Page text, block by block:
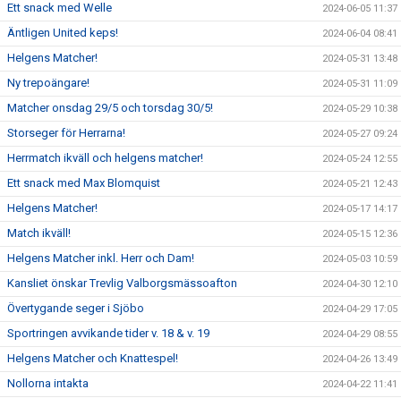
Ett snack med Welle 2024-06-05 11:37
Äntligen United keps! 2024-06-04 08:41
Helgens Matcher! 2024-05-31 13:48
Ny trepoängare! 2024-05-31 11:09
Matcher onsdag 29/5 och torsdag 30/5! 2024-05-29 10:38
Storseger för Herrarna! 2024-05-27 09:24
Herrmatch ikväll och helgens matcher! 2024-05-24 12:55
Ett snack med Max Blomquist 2024-05-21 12:43
Helgens Matcher! 2024-05-17 14:17
Match ikväll! 2024-05-15 12:36
Helgens Matcher inkl. Herr och Dam! 2024-05-03 10:59
Kansliet önskar Trevlig Valborgsmässoafton 2024-04-30 12:10
Övertygande seger i Sjöbo 2024-04-29 17:05
Sportringen avvikande tider v. 18 & v. 19 2024-04-29 08:55
Helgens Matcher och Knattespel! 2024-04-26 13:49
Nollorna intakta 2024-04-22 11:41